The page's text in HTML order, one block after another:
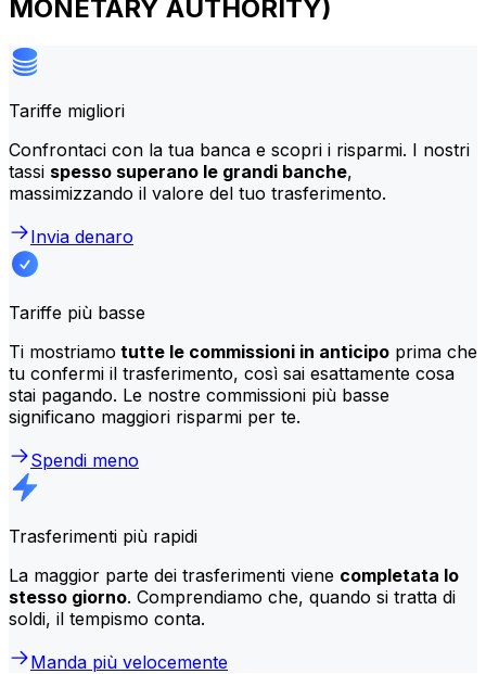
MONETARY AUTHORITY)
Tariffe migliori
Confrontaci con la tua banca e scopri i risparmi. I nostri
tassi spesso superano le grandi banche,
massimizzando il valore del tuo trasferimento.
Invia denaro
Tariffe più basse
Ti mostriamo tutte le commissioni in anticipo prima che
tu confermi il trasferimento, così sai esattamente cosa
stai pagando. Le nostre commissioni più basse
significano maggiori risparmi per te.
Spendi meno
Trasferimenti più rapidi
La maggior parte dei trasferimenti viene completata lo
stesso giorno. Comprendiamo che, quando si tratta di
soldi, il tempismo conta.
Manda più velocemente